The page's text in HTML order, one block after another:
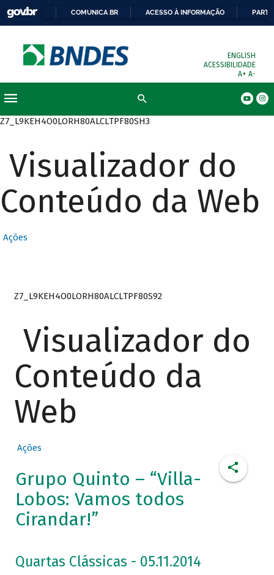
COMUNICA BR ACESSO À INFORMAÇÃO
ENGLISH
ACESSIBILIDADE
A+ A-
Z7_L9KEH4O0LORH80ALCLTPF80SH3
Visualizador do
Conteúdo da Web
Ações
Z7_L9KEH4O0LORH80ALCLTPF80S92
Visualizador do
Conteúdo da
Web
Ações
Grupo Quinto – “Villa-
Lobos: Vamos todos
Cirandar!”
Quartas Clássicas - 05.11.2014